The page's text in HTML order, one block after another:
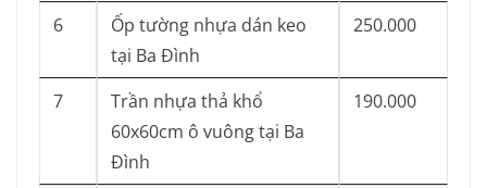
6
Ốp tường nhựa dán keo
tại Ba Đình
250.000
7
Trần nhựa thả khổ
60x60cm ô vuông tại Ba
Đình
190.000